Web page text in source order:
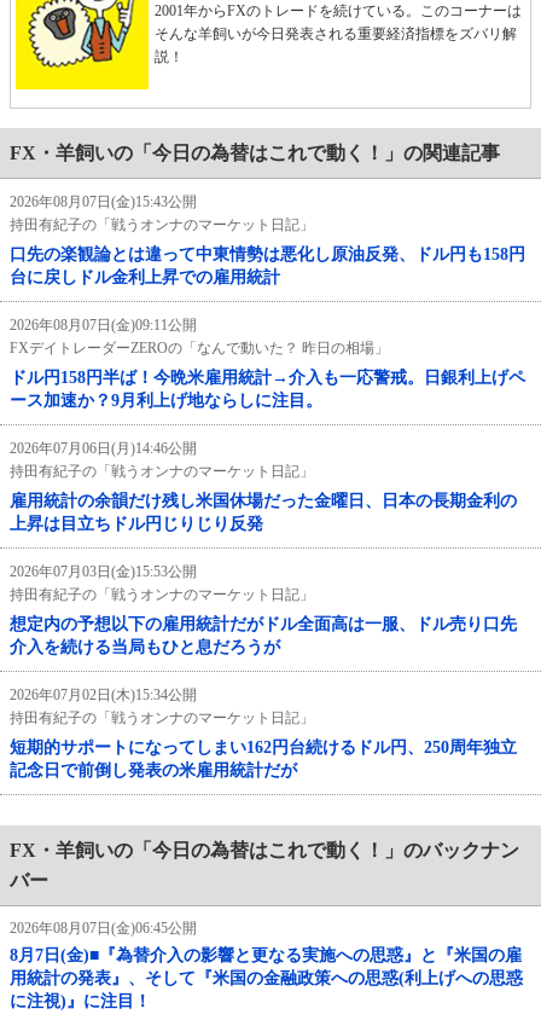
2001年からFXのトレードを続けている。このコーナーは
そんな羊飼いが今日発表される重要経済指標をズバリ解
説！
FX・羊飼いの「今日の為替はこれで動く！」の関連記事
2026年08月07日(金)15:43公開
持田有紀子の「戦うオンナのマーケット日記」
口先の楽観論とは違って中東情勢は悪化し原油反発、ドル円も158円
台に戻しドル金利上昇での雇用統計
2026年08月07日(金)09:11公開
FXデイトレーダーZEROの「なんで動いた？ 昨日の相場」
ドル円158円半ば！今晩米雇用統計→介入も一応警戒。日銀利上げペ
ース加速か？9月利上げ地ならしに注目。
2026年07月06日(月)14:46公開
持田有紀子の「戦うオンナのマーケット日記」
雇用統計の余韻だけ残し米国休場だった金曜日、日本の長期金利の
上昇は目立ちドル円じりじり反発
2026年07月03日(金)15:53公開
持田有紀子の「戦うオンナのマーケット日記」
想定内の予想以下の雇用統計だがドル全面高は一服、ドル売り口先
介入を続ける当局もひと息だろうが
2026年07月02日(木)15:34公開
持田有紀子の「戦うオンナのマーケット日記」
短期的サポートになってしまい162円台続けるドル円、250周年独立
記念日で前倒し発表の米雇用統計だが
FX・羊飼いの「今日の為替はこれで動く！」のバックナン
バー
2026年08月07日(金)06:45公開
8月7日(金)■『為替介入の影響と更なる実施への思惑』と『米国の雇
用統計の発表』、そして『米国の金融政策への思惑(利上げへの思惑
に注視)』に注目！